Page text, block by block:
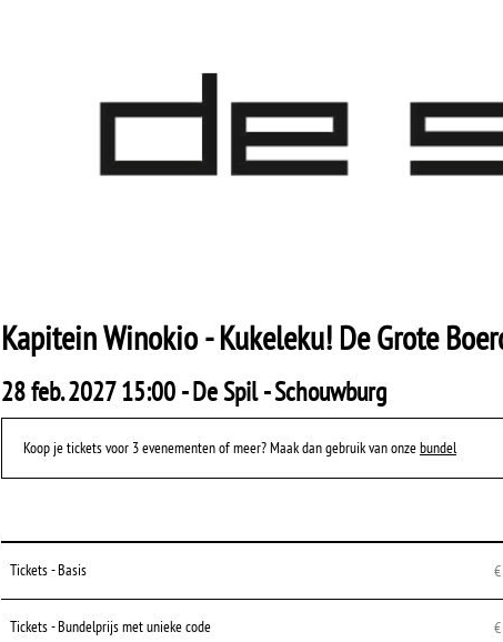
Kapitein Winokio - Kukeleku! De Grote
28 feb. 2027 15:00 - De Spil - Schouwburg
Koop je tickets voor 3 evenementen of meer? Maak dan gebruik van onzebundel
Tickets - Basis
€
Tickets - Bundelprijs met unieke code €